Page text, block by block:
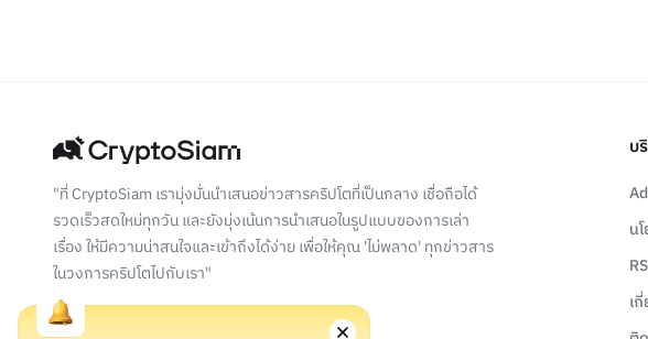
"ที่ CryptoSiam เรามุ่งมั่นนำเสนอข่าวสารคริปโตที่เป็นกลาง เชื่อถือได้
รวดเร็วสดใหม่ทุกวัน และยังมุ่งเน้นการนำเสนอในรูปแบบของการเล่า
เรื่อง ให้มีความน่าสนใจและเข้าถึงได้ง่าย เพื่อให้คุณ 'ไม่พลาด' ทุกข่าวสาร
ในวงการคริปโตไปกับเรา"
บ
น
เ